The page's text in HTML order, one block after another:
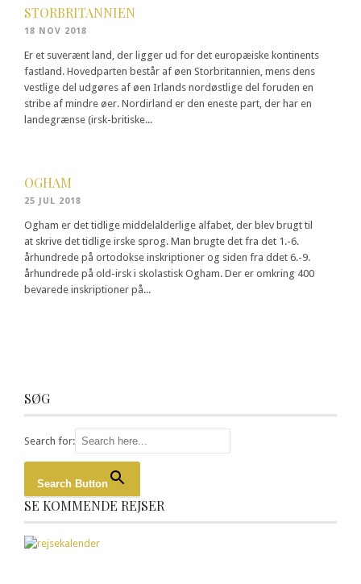
STORBRITANNIEN
18 NOV 2018
Er et suverænt land, der ligger ud for det europæiske kontinents
fastland. Hovedparten består af øen Storbritannien, mens dens
vestlige del udgøres af øen Irlands nordøstlige del foruden en
stribe af mindre øer. Nordirland er den eneste part, der har en
landegrænse (irsk-britiske...
OGHAM
25 JUL 2018
Ogham er det tidlige middelalderlige alfabet, der blev brugt til
at skrive det tidlige irske sprog. Man brugte det fra det 1.-6.
århundrede på ortodokse inskriptioner og siden fra ddet 6.-9.
århundrede på old-irsk i skolastisk Ogham. Der er omkring 400
bevarede inskriptioner på...
SØG
Search for:
Search Button
SE KOMMENDE REJSER